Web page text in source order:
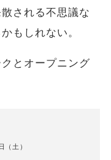
される不思議な
もしれない。
とオープニング
（土）